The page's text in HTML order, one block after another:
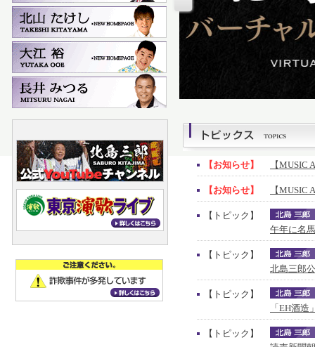
【お知らせ】 【MUSIC
【お知らせ】 【MUSIC
【トピック】
午年に名
【トピック】
北島三郎
【トピック】
「EH酒
【トピック】